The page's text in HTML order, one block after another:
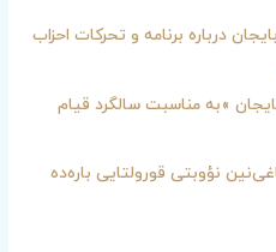
درباره برنامه و تحرکات احزاب
»به مناسبت سالگرد قیام
نؤوبتی قورولتایی باره‌ده